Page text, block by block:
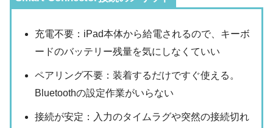
充電不要：iPad本体から給電されるので、キーボ
ードのバッテリー残量を気にしなくていい
ペアリング不要：装着するだけですぐ使える。
Bluetoothの設定作業がいらない
接続が安定：入力のタイムラグや突然の接続切れ